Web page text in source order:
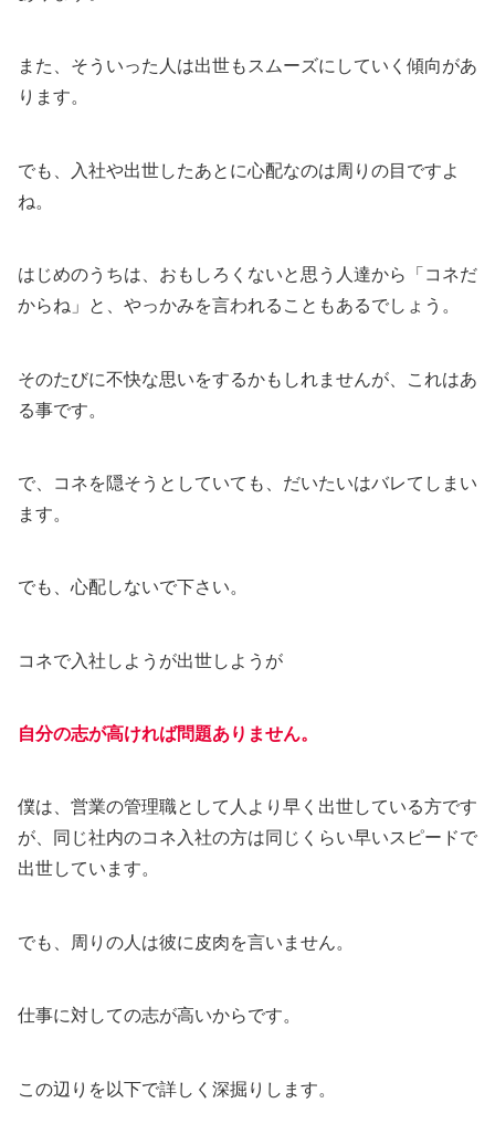
また、そういった人は出世もスムーズにしていく傾向があ
ります。
でも、入社や出世したあとに心配なのは周りの目ですよ
ね。
はじめのうちは、おもしろくないと思う人達から「コネだ
からね」と、やっかみを言われることもあるでしょう。
そのたびに不快な思いをするかもしれませんが、これはあ
る事です。
で、コネを隠そうとしていても、だいたいはバレてしまい
ます。
でも、心配しないで下さい。
コネで入社しようが出世しようが
自分の志が高ければ問題ありません。
僕は、営業の管理職として人より早く出世している方です
が、同じ社内のコネ入社の方は同じくらい早いスピードで
出世しています。
でも、周りの人は彼に皮肉を言いません。
仕事に対しての志が高いからです。
この辺りを以下で詳しく深掘りします。